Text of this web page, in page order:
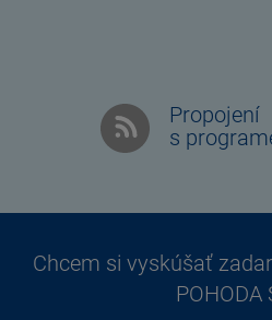
Chcem si vyskúšať
POHODA